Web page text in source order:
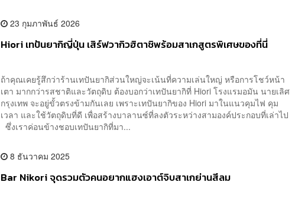
23 กุมภาพันธ์ 2026
Hiori เทปันยากิญี่ปุ่น เสิร์ฟวากิวฮิตาชิพร้อมสาเกสูตรพิเศษของที่นี่
ถ้าคุณเคยรู้สึกว่าร้านเทปันยากิส่วนใหญ่จะเน้นที่ความเล่นใหญ่ หรือการโชว์หน้า
เตา มากกว่ารสชาติและวัตถุดิบ ต้องบอกว่าเทปันยากิที่ Hiori โรงแรมอมัน นายเลิศ
กรุงเทพ จะอยู่ขั้วตรงข้ามกันเลย เพราะเทปันยากิของ Hiori มาในแนวคุมไฟ คุม
เวลา และใช้วัตถุดิบที่ดี เพื่อสร้างบาลานซ์ที่ลงตัวระหว่างสามองค์ประกอบที่เล่าไป
ซึ่งเราค่อนข้างชอบเทปันยากิที่มา...
8 ธันวาคม 2025
Bar Nikori จุดรวมตัวคนอยากแฮงเอาต์จิบสาเกย่านสีลม